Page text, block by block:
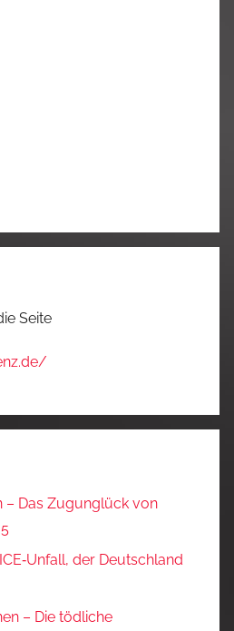
Seite
– Das Zugunglück von
der Deutschland
– Die tödliche